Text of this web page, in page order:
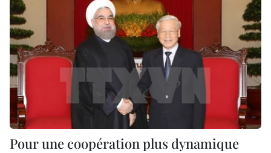
Pour une coopération plus dynamique